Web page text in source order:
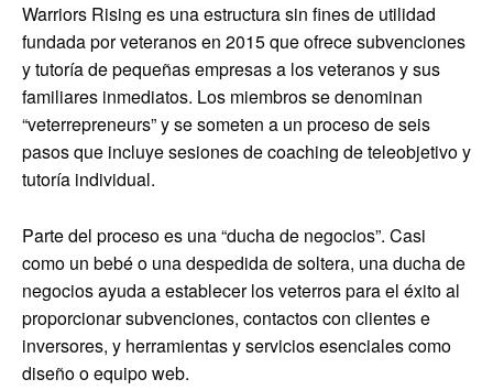
Warriors Rising es una estructura sin fines de utilidad
fundada por veteranos en 2015 que ofrece subvenciones
y tutoría de pequeñas empresas a los veteranos y sus
familiares inmediatos. Los miembros se denominan
“veterrepreneurs” y se someten a un proceso de seis
pasos que incluye sesiones de coaching de teleobjetivo y
tutoría individual.
Parte del proceso es una “ducha de negocios”. Casi
como un bebé o una despedida de soltera, una ducha de
negocios ayuda a establecer los veterros para el éxito al
proporcionar subvenciones, contactos con clientes e
inversores, y herramientas y servicios esenciales como
diseño o equipo web.